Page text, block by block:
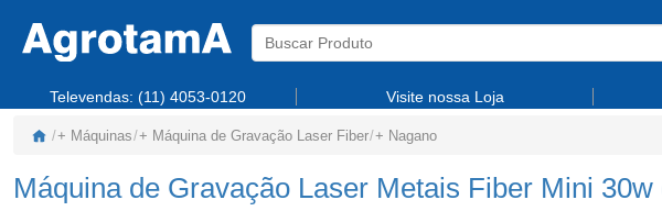
Televendas: (11) 4053-0120 Visite nossa Loja
/+ Máquinas/+ Máquina de Gravação Laser Fiber/+ Nagano
Máquina de Gravação Laser Metais Fiber Mini